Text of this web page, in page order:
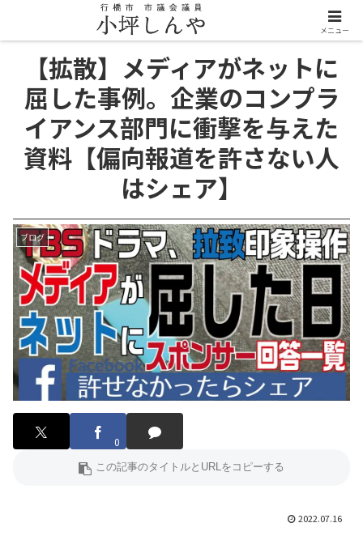
【拡散】メディアがネットに
屈した事例。企業のコンプラ
イアンス部門に衝撃を与えた
資料【偏向報道を許さない人
はシェア】
ブログ
0
2022.07.16
メニュー